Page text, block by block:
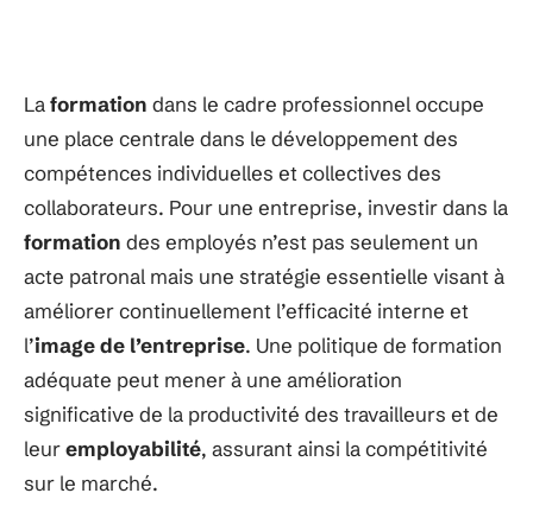
Laformation dans le cadre professionnel occupe
une place centrale dans le développement des
compétences individuelles et collectives des
collaborateurs. Pour une entreprise, investir dans la
formation des employés n’est pas seulement un
acte patronal mais une stratégie essentielle visant à
améliorer continuellement l’efficacité interne et
l’image de l’entreprise. Une politique de formation
adéquate peut mener à une amélioration
significative de la productivité des travailleurs et de
leuremployabilité, assurant ainsi la compétitivité
sur le marché.